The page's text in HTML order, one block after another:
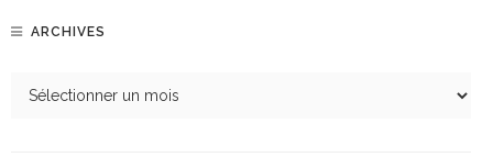
ARCHIVES